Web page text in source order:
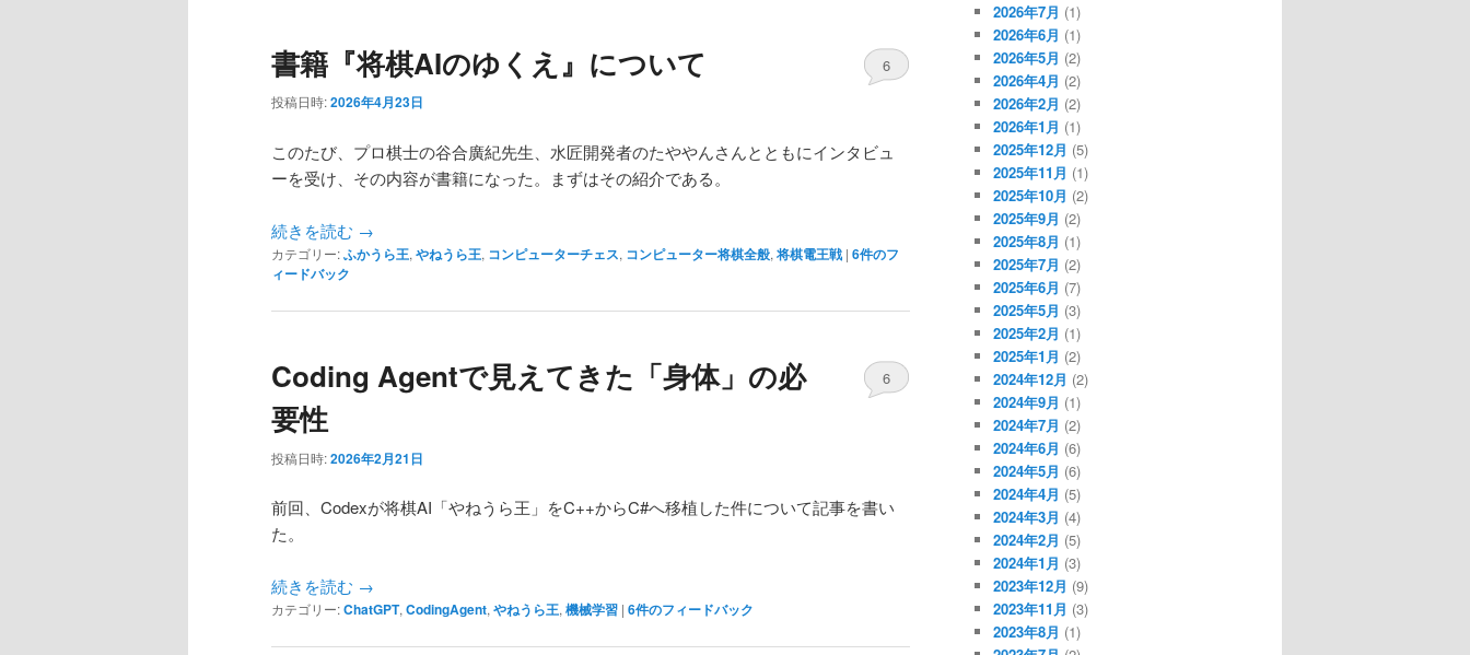
書籍『将棋AIのゆくえ』について
投稿日時:2026年4月23日
6
このたび、プロ棋士の谷合廣紀先生、水匠開発者のたややんさんとともにインタビュ
ーを受け、その内容が書籍になった。まずはその紹介である。
続きを読む →
カテゴリー:ふかうら王, やねうら王, コンピューターチェス, コンピューター将棋全般, 将棋電王戦 | 6件のフ
ィードバック
Coding Agentで見えてきた「身体」の必
要性
投稿日時:2026年2月21日
6
前回、Codexが将棋AI「やねうら王」をC++からC#へ移植した件について記事を書い
た。
続きを読む →
カテゴリー:ChatGPT,CodingAgent,やねうら王,機械学習 | 6件のフィードバック
2026年7月 (1)
2026年6月 (1)
2026年5月 (2)
2026年4月 (2)
2026年2月 (2)
2026年1月 (1)
2025年12月 (5)
2025年11月 (1)
2025年10月 (2)
2025年9月 (2)
2025年8月 (1)
2025年7月 (2)
2025年6月 (7)
2025年5月 (3)
2025年2月 (1)
2025年1月 (2)
2024年12月 (2)
2024年9月 (1)
2024年7月 (2)
2024年6月 (6)
2024年5月 (6)
2024年4月 (5)
2024年3月 (4)
2024年2月 (5)
2024年1月 (3)
2023年12月 (9)
2023年11月 (3)
2023年8月 (1)